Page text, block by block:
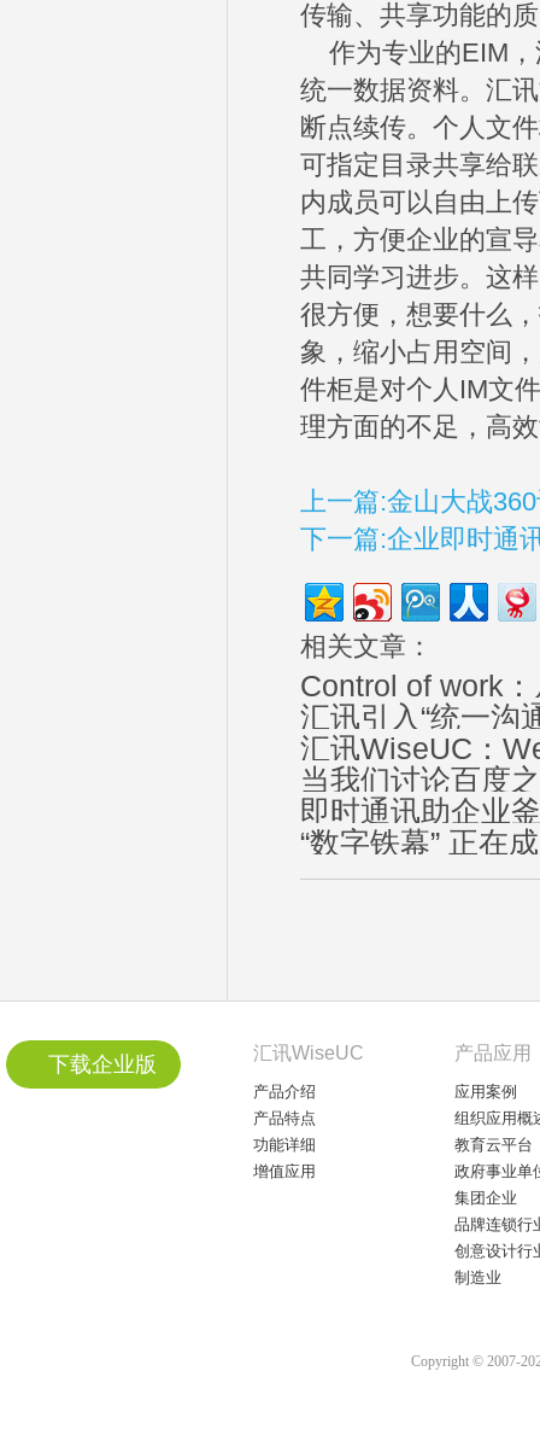
传输、共享功能的
作为专业的EIM，
统一数据资料。汇
断点续传。个人文
可指定目录共享给
内成员可以自由上
工，方便企业的宣
共同学习进步。这
很方便，想要什么
象，缩小占用空间
件柜是对个人IM文
理方面的不足，高
上一篇:金山大战
下一篇:企业即时通
相关文章：
Control of work
汇讯引入“统一沟
汇讯WiseUC：
当我们讨论百度
即时通讯助企业
“数字铁幕” 正在
下载企业版 汇讯WiseUC
产品介绍
产品特点
功能详细
增值应用
产品应用
应用案例
组织应用概
教育云平台
政府事业单
集团企业
品牌连锁行
创意设计行
制造业
Copyright © 2007-